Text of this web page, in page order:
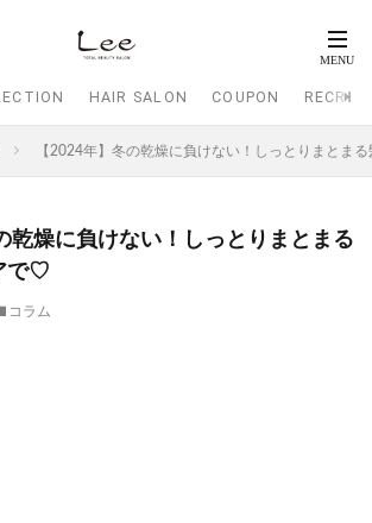
HAIR SALON COUPON
【2024年】冬の乾燥に負けない！しっとりまとま
乾燥に負けない！しっとりまとまる
で♡
コラム